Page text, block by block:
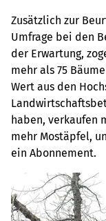
Zusätzlich zur
Umfrage bei den
der Erwartung,
mehr als 75
Wert aus den
haben, verkaufen
mehr Mostäpfel,
ein Abonnement.